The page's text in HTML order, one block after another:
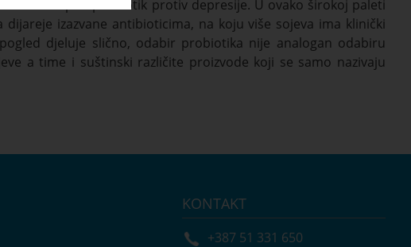
i prvi probiotik protiv depresije. U ovako širokoj paleti
izazvane antibioticima, na koju više sojeva ima klinički
djeluje slično, odabir probiotika nije analogan odabiru
a time i suštinski različite proizvode koji se samo nazivaju
KONTAKT
+387 51 331 650